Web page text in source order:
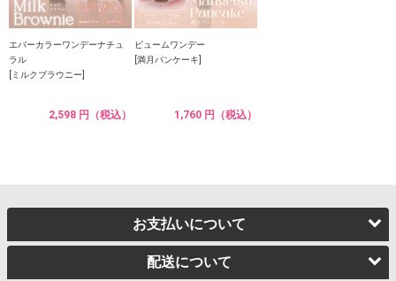
エバーカラーワンデーナチュ
ラル
[ミルクブラウニー]
2,598 円（税込）
ビュームワンデー
[満月パンケーキ]
1,760 円（税込）
お支払いについて
配送について